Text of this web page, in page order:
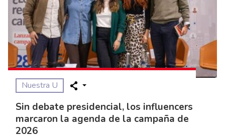
Nuestra U
Sin debate presidencial, los influencers
marcaron la agenda de la campaña de
2026